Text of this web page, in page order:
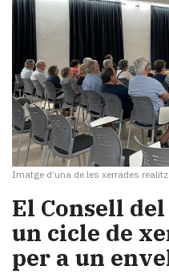
Imatge d’una de les xerrades
El Consell
un cicle de
per a un